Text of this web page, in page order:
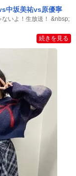
中坂美祐vs原優寧
いよ！生放送！ &nbsp;
続きを見る